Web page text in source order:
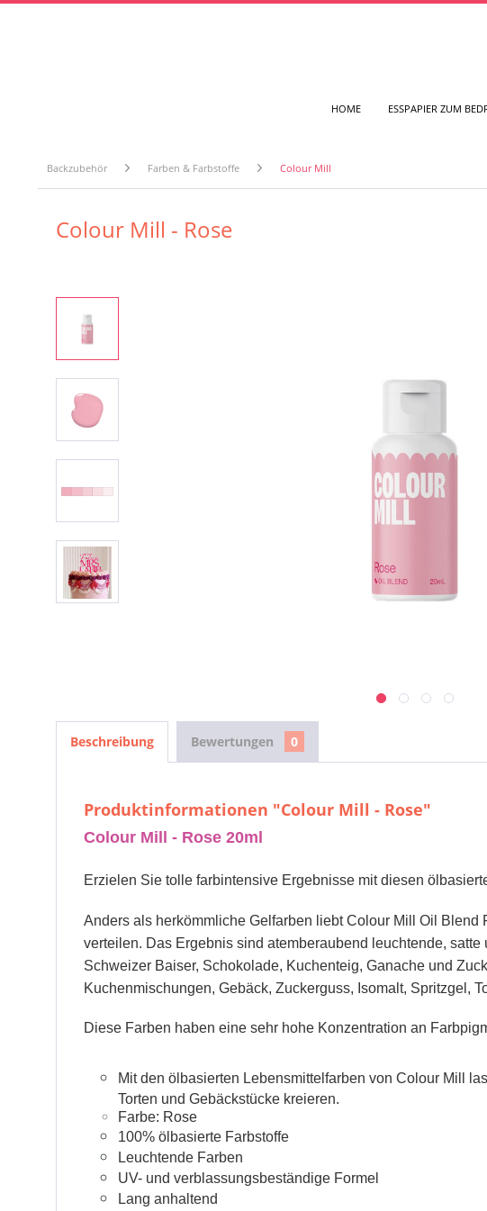
HOME ESSPAPIER ZUM
Backzubehör Farben & Farbstoffe Colour Mill
Colour Mill - Rose
Beschreibung Bewertungen 0
Produktinformationen "Colour Mill - Rose"
Colour Mill - Rose 20ml
Erzielen Sie tolle farbintensive Ergebnisse mit diesen
Anders als herkömmliche Gelfarben liebt Colour Mill Oil
verteilen. Das Ergebnis sind atemberaubend leuchtende,
Schweizer Baiser, Schokolade, Kuchenteig, Ganache und
Kuchenmischungen, Gebäck, Zuckerguss, Isomalt, Spritzgel,
Diese Farben haben eine sehr hohe Konzentration an
Mit den ölbasierten Lebensmittelfarben von Colour Mill
Torten und Gebäckstücke kreieren.
Farbe: Rose
100% ölbasierte Farbstoffe
Leuchtende Farben
UV- und verblassungsbeständige Formel
Lang anhaltend